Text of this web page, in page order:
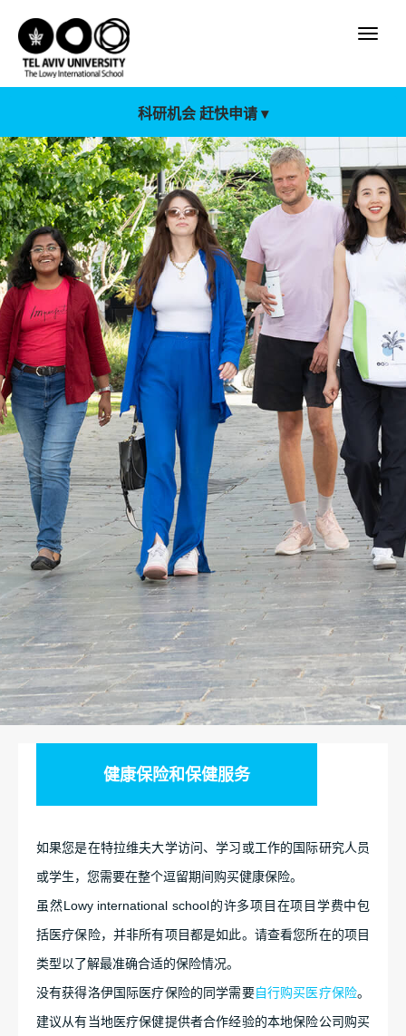
科研机会 赶快申请 ▾
健康保险和保健服务
如果您是在特拉维夫大学访问、学习或工作的国际研究人员
或学生，您需要在整个逗留期间购买健康保险。
虽然Lowy international school的许多项目在项目学费中包
括医疗保险，并非所有项目都是如此。请查看您所在的项目
类型以了解最准确合适的保险情况。
没有获得洛伊国际医疗保险的同学需要自行购买医疗保险。
建议从有当地医疗保健提供者合作经验的本地保险公司购买